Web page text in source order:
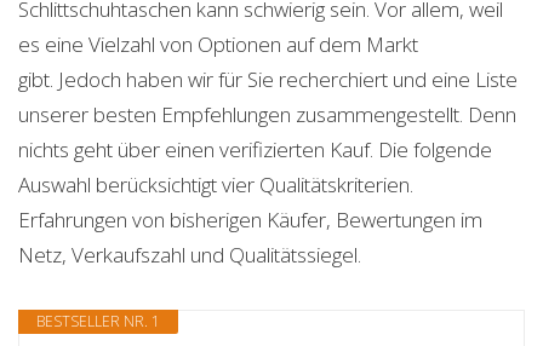
Schlittschuhtaschen kann schwierig sein. Vor allem, weil
es eine Vielzahl von Optionen auf dem Markt
gibt. Jedoch haben wir für Sie recherchiert und eine Liste
unserer besten Empfehlungen zusammengestellt. Denn
nichts geht über einen verifizierten Kauf. Die folgende
Auswahl berücksichtigt vier Qualitätskriterien.
Erfahrungen von bisherigen Käufer, Bewertungen im
Netz, Verkaufszahl und Qualitätssiegel.
BESTSELLER NR. 1